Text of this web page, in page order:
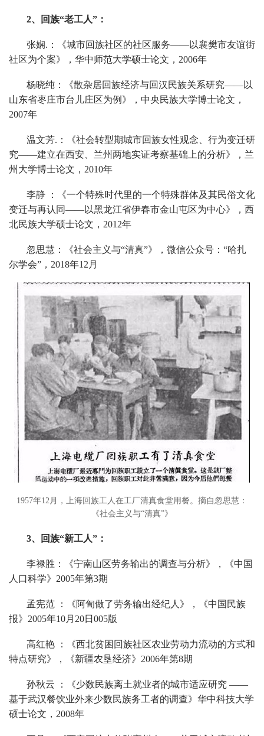
2、回族“老工人”：
张娴.：《城市回族社区的社区服务——以襄樊市友谊街
社区为个案》，华中师范大学硕士论文，2006年
杨晓纯：《散杂居回族经济与回汉民族关系研究——以
山东省枣庄市台儿庄区为例》，中央民族大学博士论文，
2007年
温文芳.：《社会转型期城市回族女性观念、行为变迁研
究——建立在西安、兰州两地实证考察基础上的分析》，兰
州大学博士论文，2010年
李静 ：《一个特殊时代里的一个特殊群体及其民俗文化
变迁与再认同——以黑龙江省伊春市金山屯区为中心》，西
北民族大学硕士论文，2012年
忽思慧：《社会主义与“清真”》，微信公众号：“哈扎
尔学会”，2018年12月
1957年12月，上海回族工人在工厂清真食堂用餐。摘自忽思慧：
《社会主义与“清真”》
3、回族“新工人”：
李禄胜：《宁南山区劳务输出的调查与分析》，《中国
人口科学》2005年第3期
孟宪范 ：《阿訇做了劳务输出经纪人》，《中国民族
报》2005年10月20日005版
高红艳 ：《西北贫困回族社区农业劳动力流动的方式和
特点研究》，《新疆农垦经济》2006年第8期
孙秋云 ：《少数民族离土就业者的城市适应研究 ——
基于武汉餐饮业外来少数民族务工者的调查》华中科技大学
硕士论文，2008年